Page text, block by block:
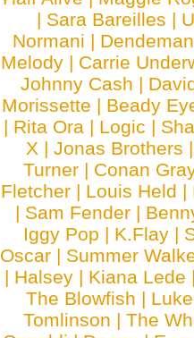
| Sara Bareilles |
Normani |
Melody | Carrie
Johnny Cash |
Morissette | Beady
| Rita Ora | Logic |
X | Jonas Brothers
Turner | Conan
Fletcher | Louis Held |
| Sam Fender |
Iggy Pop | K.Flay |
Oscar | Summer
| Halsey | Kiana Lede
The Blowfish |
Tomlinson | The